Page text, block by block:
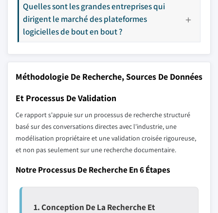
Quelles sont les grandes entreprises qui
dirigent le marché des plateformes
logicielles de bout en bout ?
Méthodologie De Recherche, Sources De Données
Et Processus De Validation
Ce rapport s'appuie sur un processus de recherche structuré
basé sur des conversations directes avec l'industrie, une
modélisation propriétaire et une validation croisée rigoureuse,
et non pas seulement sur une recherche documentaire.
Notre Processus De Recherche En 6 Étapes
1. Conception De La Recherche Et